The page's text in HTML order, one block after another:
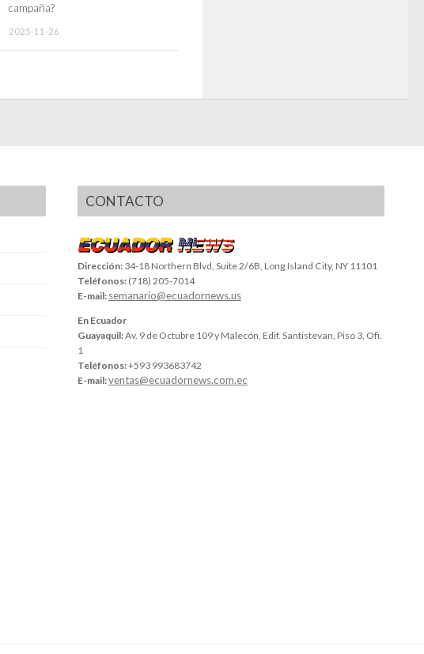
campaña?
2025-11-26
CONTACTO
Dirección: 34-18 Northern Blvd, Suite 2/6B, Long Island City, NY 11101
Teléfonos: (718) 205-7014
E-mail: semanario@ecuadornews.us
En Ecuador
Guayaquil:Av. 9 de Octubre 109 y Malecón, Edif. Santistevan, Piso 3, Ofi.
1
Teléfonos:+593 993683742
E-mail:ventas@ecuadornews.com.ec